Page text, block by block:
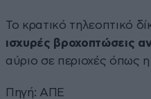
Το κρατικό τηλεοπτικό
ισχυρές βροχοπτώσεις
αύριο σε περιοχές όπως η
Πηγή: ΑΠΕ